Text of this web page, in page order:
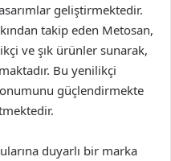
geliştirmektedir.
takip eden Metosan,
ve şık ürünler sunarak,
Bu yenilikçi
güçlendirmekte
duyarlı bir marka